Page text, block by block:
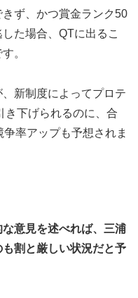
ず、かつ賞金ランク50
た場合、QTに出るこ
。
新制度によってプロテ
下げられるのに、合
率アップも予想されま
意見を述べれば、三浦
割と厳しい状況だと予